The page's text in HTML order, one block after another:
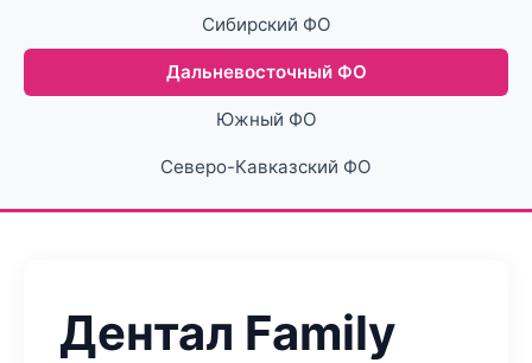
Сибирский ФО
Дальневосточный ФО
Южный ФО
Северо-Кавказский ФО
Дентал Family